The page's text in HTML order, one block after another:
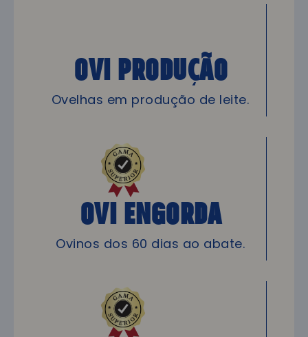
OVI Produção
Ovelhas em produção de leite.
OVI Engorda
Ovinos dos 60 dias ao abate.